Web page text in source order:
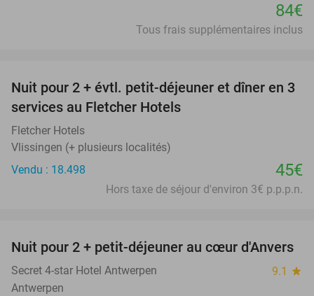
84€
Tous frais supplémentaires inclus
Nuit pour 2 + évtl. petit-déjeuner et dîner en 3
services au Fletcher Hotels
Fletcher Hotels
Vlissingen (+ plusieurs localités)
Vendu : 18.498
45€
Hors taxe de séjour d'environ 3€ p.p.p.n.
46%
Nuit pour 2 + petit-déjeuner au cœur d'Anvers
Secret 4-star Hotel Antwerpen 9.1 star
Antwerpen